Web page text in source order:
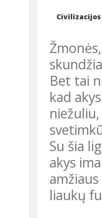
Bet tai
kad
Su šia
akys
liaukų